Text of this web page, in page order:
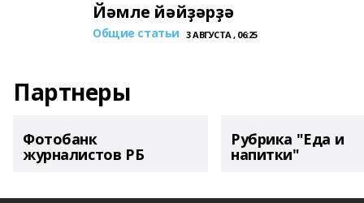
Йәмле йәйҙәрҙә
Общие статьи 3 АВГУСТА , 06:25
Партнеры
Фотобанк
журналистов РБ
Рубрика "Еда и
напитки"